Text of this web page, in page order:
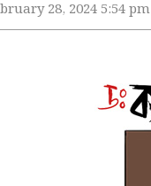
28, 2024 5:54 pm